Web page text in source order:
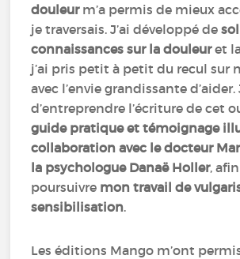
douleurm’a permis de mieux
je traversais. J’ai développé de
connaissances sur la douleuret
j’ai pris petit à petit du recul sur
avec l’envie grandissante d’aider.
d’entreprendre l’écriture de cet
guide pratique et témoignage
collaboration avec le docteur
la psychologue Danaë Holler,
poursuivre mon travail de
sensibilisation.
Les éditions Mango m’ont